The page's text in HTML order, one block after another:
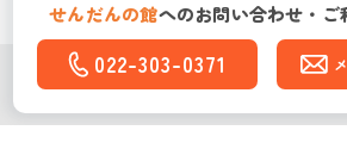
せんだんの館へのお問い合わせ・ご
022-303-0371
Copyright(C)社会福祉法人 東北